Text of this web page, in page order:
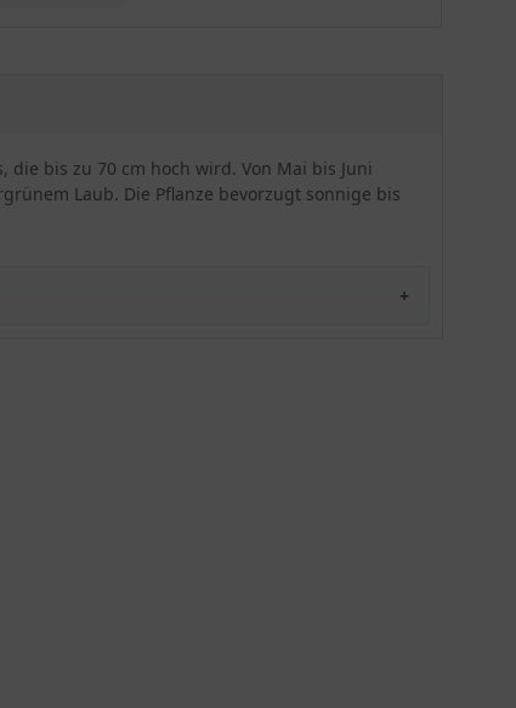
an einem sonnigen bis halbschattigen Standort.
Im Herbst sollten die Stängel zurückgeschnitten
werden.
bis zu 70 cm hoch wird. Von Mai bis Juni
Laub. Die Pflanze bevorzugt sonnige bis